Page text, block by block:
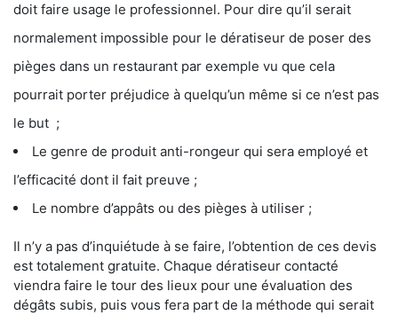
doit faire usage le professionnel. Pour dire qu’il serait
normalement impossible pour le dératiseur de poser des
pièges dans un restaurant par exemple vu que cela
pourrait porter préjudice à quelqu’un même si ce n’est pas
le but ;
Le genre de produit anti-rongeur qui sera employé et
l’efficacité dont il fait preuve ;
Le nombre d’appâts ou des pièges à utiliser ;
Il n’y a pas d’inquiétude à se faire, l’obtention de ces devis
est totalement gratuite. Chaque dératiseur contacté
viendra faire le tour des lieux pour une évaluation des
dégâts subis, puis vous fera part de la méthode qui serait